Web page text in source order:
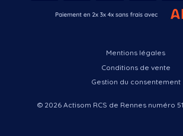
© 2026 Actisom RCS de Rennes numéro
Mentions légales
Conditions de vente
Gestion du consentement